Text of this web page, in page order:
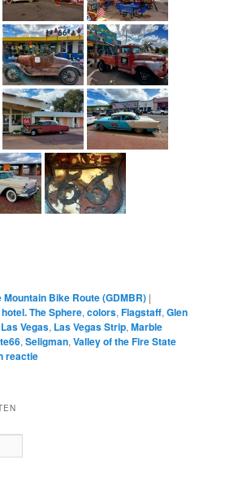
Mountain Bike Route (GDMBR) |
The Sphere,colors,Flagstaff,Glen
Las Vegas, Las Vegas Strip,Marble
,Seligman,Valley of the Fire State
reactie